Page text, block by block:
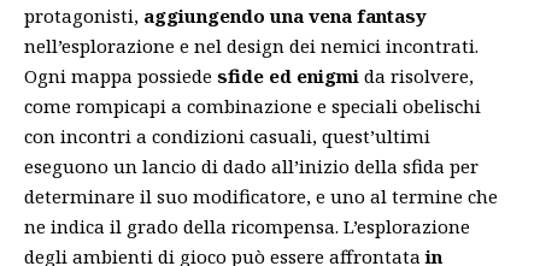
protagonisti, aggiungendo una vena fantasy
nell’esplorazione e nel design dei nemici incontrati.
Ogni mappa possiede sfide ed enigmi da risolvere,
come rompicapi a combinazione e speciali obelischi
con incontri a condizioni casuali, quest’ultimi
eseguono un lancio di dado all’inizio della sfida per
determinare il suo modificatore, e uno al termine che
ne indica il grado della ricompensa. L’esplorazione
degli ambienti di gioco può essere affrontatain